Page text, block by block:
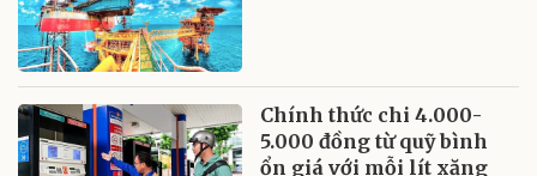
Chính thức chi 4.000-
5.000 đồng từ quỹ bình
ổn giá với mỗi lít xăng